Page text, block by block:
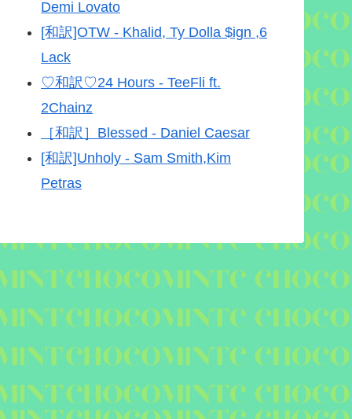
Demi Lovato
[和訳]OTW - Khalid, Ty Dolla $ign ,6
Lack
♡和訳♡24 Hours - TeeFli ft.
2Chainz
［和訳］Blessed - Daniel Caesar
[和訳]Unholy - Sam Smith,Kim
Petras